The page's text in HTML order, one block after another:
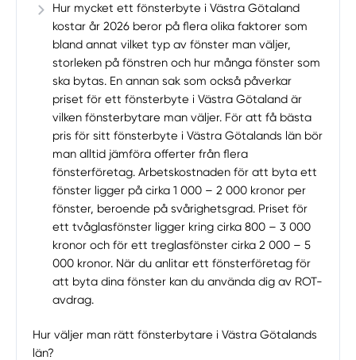
Hur mycket ett fönsterbyte i Västra Götaland
kostar år 2026 beror på flera olika faktorer som
bland annat vilket typ av fönster man väljer,
storleken på fönstren och hur många fönster som
ska bytas. En annan sak som också påverkar
priset för ett fönsterbyte i Västra Götaland är
vilken fönsterbytare man väljer. För att få bästa
pris för sitt fönsterbyte i Västra Götalands län bör
man alltid jämföra offerter från flera
fönsterföretag. Arbetskostnaden för att byta ett
fönster ligger på cirka 1 000 – 2 000 kronor per
fönster, beroende på svårighetsgrad. Priset för
ett tvåglasfönster ligger kring cirka 800 – 3 000
kronor och för ett treglasfönster cirka 2 000 – 5
000 kronor. När du anlitar ett fönsterföretag för
att byta dina fönster kan du använda dig av ROT-
avdrag.
Hur väljer man rätt fönsterbytare i Västra Götalands
län?